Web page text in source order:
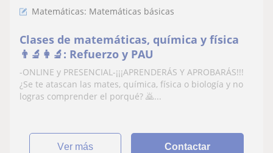
Matemáticas: Matemáticas básicas
Clases de matemáticas, química y física
👨‍🔬​👩‍🔬​: Refuerzo y PAU
-ONLINE y PRESENCIAL-¡¡¡APRENDERÁS Y APROBARÁS!!!
¿Se te atascan las mates, química, física o biología y no
logras comprender el porqué? ​🙇...
ver más Contactar